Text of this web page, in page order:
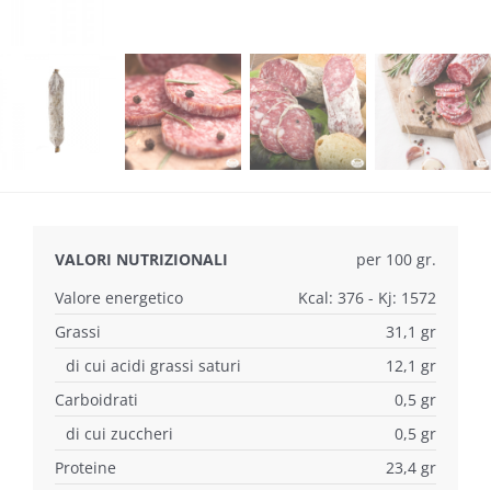
VALORI NUTRIZIONALI
per 100 gr.
Valore energetico
Kcal: 376 - Kj: 1572
Grassi
31,1 gr
di cui acidi grassi saturi
12,1 gr
Carboidrati
0,5 gr
di cui zuccheri
0,5 gr
Proteine
23,4 gr